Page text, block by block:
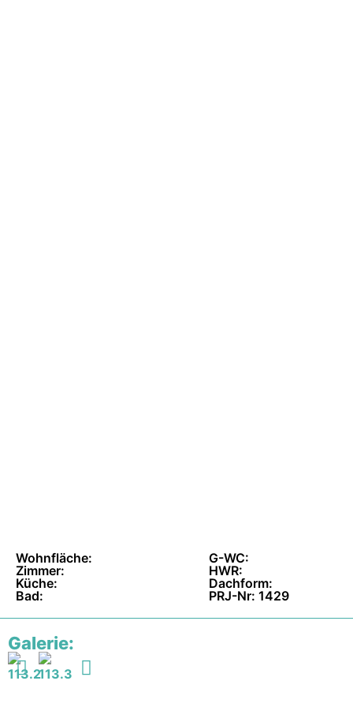
Wohnfläche:
Zimmer:
Küche:
Bad:
G-WC:
HWR:
Dachform:
PRJ-Nr: 1429
Galerie: